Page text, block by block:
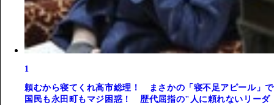
1
頼むから寝てくれ高市総理！ まさかの「寝不足アピール」で
国民も永田町もマジ困惑！ 歴代屈指の"人に頼れないリーダ